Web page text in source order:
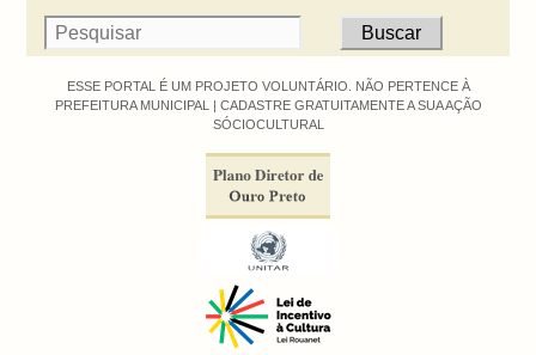
ESSE PORTAL É UM PROJETO VOLUNTÁRIO. NÃO PERTENCE À
PREFEITURA MUNICIPAL | CADASTRE GRATUITAMENTE A SUA AÇÃO
SÓCIOCULTURAL